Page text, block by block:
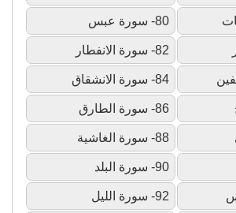
80- سورة عبس
82- سورة الانفطار
84- سورة الانشقاق
86- سورة الطارق
88- سورة الغاشية
90- سورة البلد
92- سورة الليل